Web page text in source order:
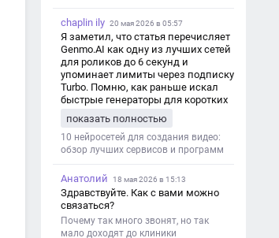
chaplin ily 20 мая 2026 в 05:57
Я заметил, что статья перечисляет
Genmo.AI как одну из лучших сетей
для роликов до 6 секунд и
упоминает лимиты через подписку
Turbo. Помню, как раньше искал
быстрые генераторы для коротких
такой обзор именно с акцентом на
ограничения и подпись. Image V2
показать полностью
10 нейросетей для создания видео:
обзор лучших сервисов и программ
Анатолий 18 мая 2026 в 15:13
Здравствуйте. Как с вами можно
связаться?
Почему так много звонят, но так
мало доходят до клиники